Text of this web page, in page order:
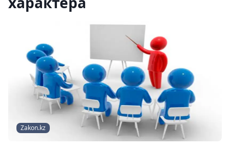
Zakon.kz